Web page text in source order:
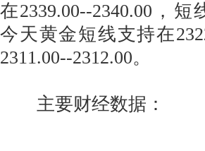
在2339.00--2340.00，短
今天黄金短线支持在
2311.00--2312.00。
主要财经数据：